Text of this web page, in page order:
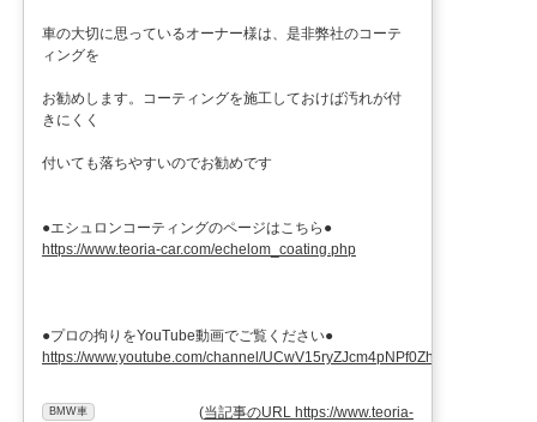
車の大切に思っているオーナー様は、是非弊社のコーテ
ィングを
お勧めします。コーティングを施工しておけば汚れが付
きにくく
付いても落ちやすいのでお勧めです
●エシュロンコーティングのページはこちら●
https://www.teoria-car.com/echelom_coating.php
●プロの拘りをYouTube動画でご覧ください●
https://www.youtube.com/channel/UCwV15ryZJcm4pNPf0ZhXu9g
BMW車 (当記事のURL https://www.teoria-